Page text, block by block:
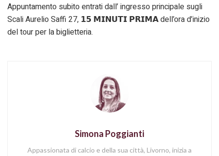
Appuntamento subito entrati dall’ ingresso principale sugli
Scali Aurelio Saffi 27, 𝟭𝟱 𝗠𝗜𝗡𝗨𝗧𝗜 𝗣𝗥𝗜𝗠𝗔 dell’ora d’inizio
del tour per la biglietteria.
Simona Poggianti
Appassionata di calcio e della sua città, Livorno, inizia a